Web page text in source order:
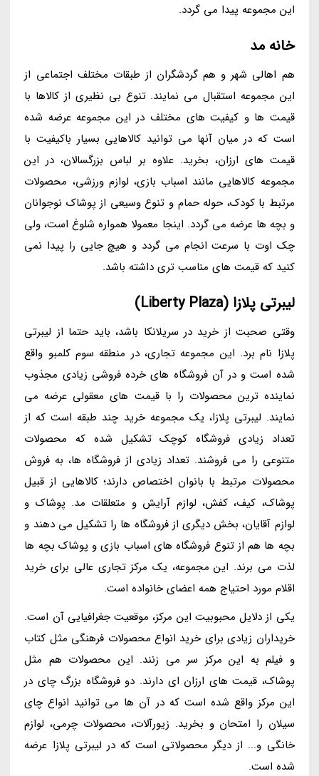
این مجموعه پیدا می گردد.
خانه مد
هم اهالی شهر و هم گردشگران از طبقات مختلف اجتماعی از
این مجموعه استقبال می نمایند. تنوع بی نظیری از کالاها با
قیمت ها و کیفیت های مختلف در این مجموعه عرضه شده
است که در میان آنها می توانید کالاهایی بسیار باکیفیت با
قیمت های ارزان، بخرید. علاوه بر لباس بزرگسالان، در این
مجموعه کالاهایی مانند اسباب بازی، لوازم ورزشی، محصولات
مرتبط با کودک، حوله حمام و تنوع وسیعی از پوشاک نوجوانان
و بچه ها عرضه می گردد. اینجا معمولا همواره شلوغ است، ولی
چک اوت با سرعت انجام می گردد و هیچ جایی را پیدا نمی
کنید که قیمت های مناسب تری داشته باشد.
لیبرتی پلازا (Liberty Plaza)
وقتی صحبت از خرید در سریلانکا باشد، باید حتما از لیبرتی
پلازا نام برد. این مجموعه تجاری، در منطقه سوم کلمبو واقع
شده است و در آن فروشگاه های خرده فروشی زیادی مجذوب
نماینده ترین محصولات را با قیمت های معقولی عرضه می
نمایند. لیبرتی پلازا، یک مجموعه خرید چند طبقه است که از
تعداد زیادی فروشگاه کوچک تشکیل شده که محصولات
متنوعی را می فروشند. تعداد زیادی از فروشگاه ها، به فروش
محصولات مرتبط با بانوان اختصاص دارند؛ کالاهایی از قبیل
پوشاک، کیف، کفش، لوازم آرایش و متعلقات مد. پوشاک و
لوازم آقایان، بخش دیگری از فروشگاه ها را تشکیل می دهند و
بچه ها هم از تنوع فروشگاه های اسباب بازی و پوشاک بچه ها
لذت می برند. این مجموعه، یک مرکز تجاری عالی برای خرید
اقلام مورد احتیاج همه اعضای خانواده است.
یکی از دلایل محبوبیت این مرکز، موقعیت جغرافیایی آن است.
خریداران زیادی برای خرید انواع محصولات فرهنگی مثل کتاب
و فیلم به این مرکز سر می زنند. این محصولات هم مثل
پوشاک، قیمت های ارزان ای دارند. دو فروشگاه بزرگ چای در
این مرکز واقع شده است که در آن ها می توانید انواع چای
سیلان را امتحان و بخرید. زیورآلات، محصولات چرمی، لوازم
خانگی و... از دیگر محصولاتی است که در لیبرتی پلازا عرضه
شده است.